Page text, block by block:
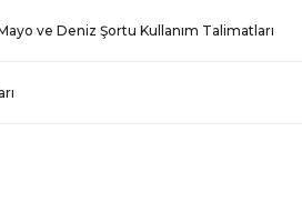
ve Deniz Şortu Kullanım Talimatları